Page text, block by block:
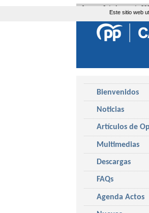
Este sitio web
Bienvenidos
Noticias
Artículos de
Multimedias
Descargas
FAQs
Agenda Actos
Jueves, 6 de Agosto de